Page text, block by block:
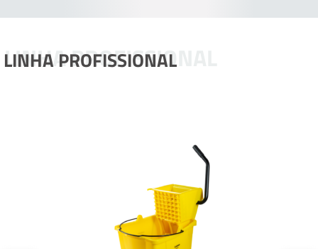
LINHA PROFISSIONAL
LINHA PROFISSIONAL